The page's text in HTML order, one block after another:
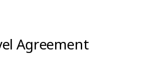
Agreement